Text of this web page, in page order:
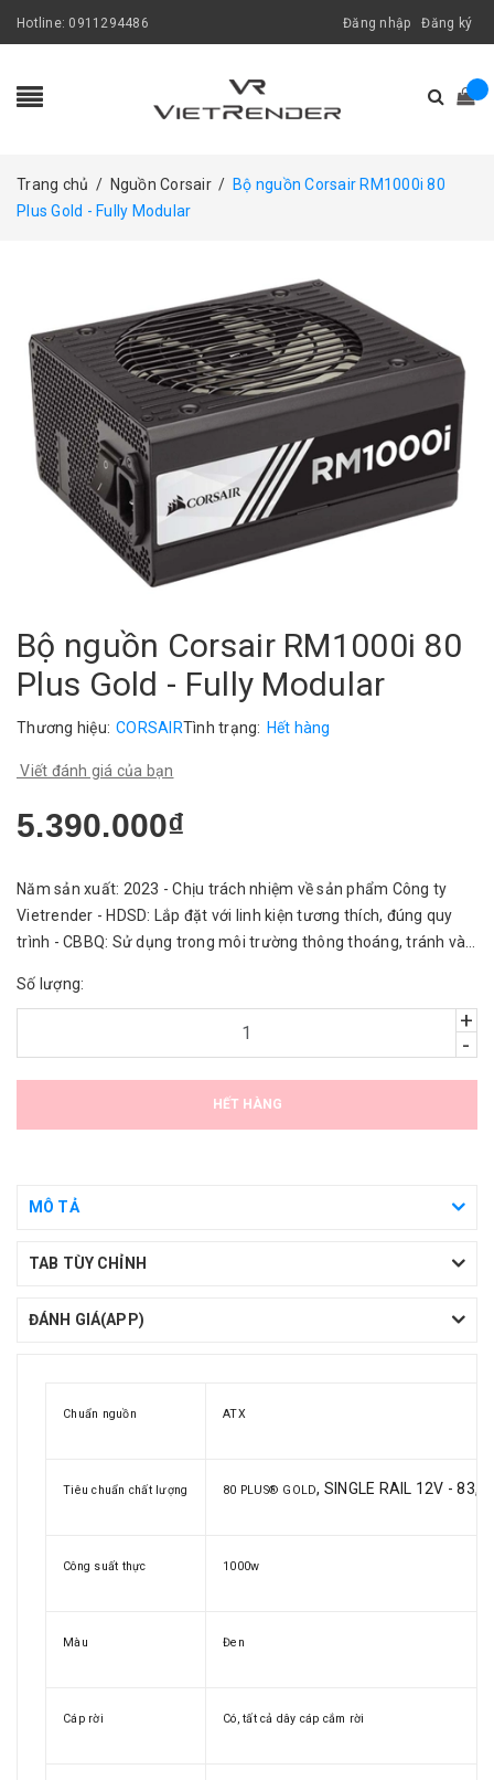
Hotline: 0911294486 Đăng nhập Đăng ký
Trang chủ / Nguồn Corsair / Bộ nguồn Corsair RM1000i 80
Plus Gold - Fully Modular
Bộ nguồn Corsair RM1000i 80
Plus Gold - Fully Modular
Thương hiệu: CORSAIRTình trạng: Hết hàng
Viết đánh giá của bạn
5.390.000₫
Năm sản xuất: 2023 - Chịu trách nhiệm về sản phẩm Công ty
Vietrender - HDSD: Lắp đặt với linh kiện tương thích, đúng quy
trình - CBBQ: Sử dụng trong môi trường thông thoáng, tránh vào
Số lượng:
+
-
HẾT HÀNG
MÔ TẢ
TAB TÙY CHỈNH
ĐÁNH GIÁ(APP)
Chuẩn nguồn ATX
Tiêu chuẩn chất lượng 80 PLUS® GOLD, SINGLE RAIL 12V -
Công suất thực 1000w
Màu Đen
Cáp rời Có, tất cả dây cáp cắm rời